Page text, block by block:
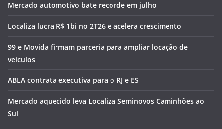
Mercado automotivo bate recorde em julho
Localiza lucra R$ 1bi no 2T26 e acelera crescimento
99 e Movida firmam parceria para ampliar locação de
veículos
ABLA contrata executiva para o RJ e ES
Mercado aquecido leva Localiza Seminovos Caminhões ao
Sul